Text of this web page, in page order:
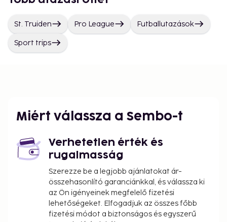
St. Truiden Pro League Futballutazások
Sport trips
Miért válassza a Sembo-t
Verhetetlen érték és
rugalmasság
Szerezze be a legjobb ajánlatokat ár-
összehasonlító garanciánkkal, és válassza ki
az Ön igényeinek megfelelő fizetési
lehetőségeket. Elfogadjuk az összes főbb
fizetési módot a biztonságos és egyszerű